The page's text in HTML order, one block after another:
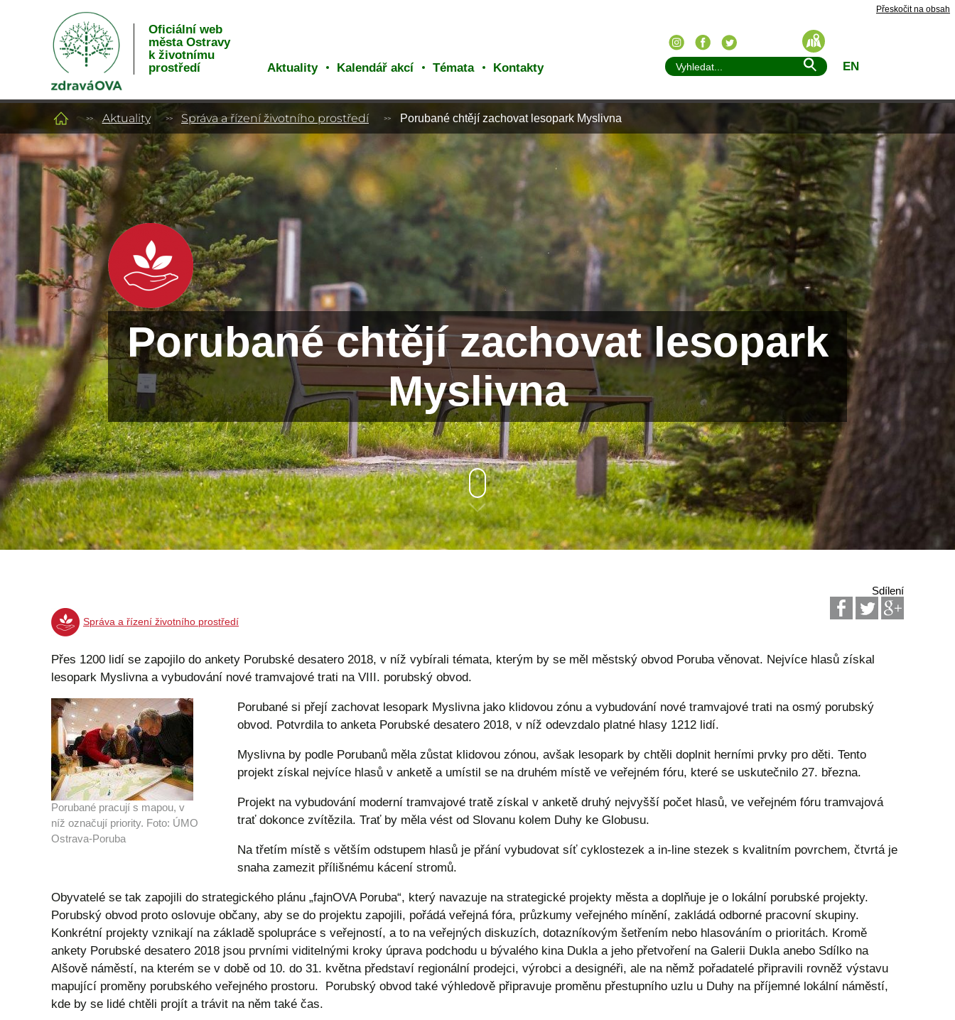
Přeskočit na obsah
Oficiální web
města Ostravy
k životnímu
prostředí
Aktuality Kalendář akcí Témata Kontakty EN
Aktuality Správa a řízení životního prostředí Porubané chtějí zachovat lesopark Myslivna
Porubané chtějí zachovat lesopark
Myslivna
Sdílení
Správa a řízení životního prostředí
Přes 1200 lidí se zapojilo do ankety Porubské desatero 2018, v níž vybírali témata, kterým by se měl městský obvod Poruba věnovat. Nejvíce hlasů získal
lesopark Myslivna a vybudování nové tramvajové trati na VIII. porubský obvod.
Porubané pracují s mapou, v
níž označují priority. Foto: ÚMO
Ostrava-Poruba
Porubané si přejí zachovat lesopark Myslivna jako klidovou zónu a vybudování nové tramvajové trati na osmý porubský
obvod. Potvrdila to anketa Porubské desatero 2018, v níž odevzdalo platné hlasy 1212 lidí.
Myslivna by podle Porubanů měla zůstat klidovou zónou, avšak lesopark by chtěli doplnit herními prvky pro děti. Tento
projekt získal nejvíce hlasů v anketě a umístil se na druhém místě ve veřejném fóru, které se uskutečnilo 27. března.
Projekt na vybudování moderní tramvajové tratě získal v anketě druhý nejvyšší počet hlasů, ve veřejném fóru tramvajová
trať dokonce zvítězila. Trať by měla vést od Slovanu kolem Duhy ke Globusu.
Na třetím místě s větším odstupem hlasů je přání vybudovat síť cyklostezek a in-line stezek s kvalitním povrchem, čtvrtá je
snaha zamezit přílišnému kácení stromů.
Obyvatelé se tak zapojili do strategického plánu „fajnOVA Poruba“, který navazuje na strategické projekty města a doplňuje je o lokální porubské projekty.
Porubský obvod proto oslovuje občany, aby se do projektu zapojili, pořádá veřejná fóra, průzkumy veřejného mínění, zakládá odborné pracovní skupiny.
Konkrétní projekty vznikají na základě spolupráce s veřejností, a to na veřejných diskuzích, dotazníkovým šetřením nebo hlasováním o prioritách. Kromě
ankety Porubské desatero 2018 jsou prvními viditelnými kroky úprava podchodu u bývalého kina Dukla a jeho přetvoření na Galerii Dukla anebo Sdílko na
Alšově náměstí, na kterém se v době od 10. do 31. května představí regionální prodejci, výrobci a designéři, ale na němž pořadatelé připravili rovněž výstavu
mapující proměny porubského veřejného prostoru. Porubský obvod také výhledově připravuje proměnu přestupního uzlu u Duhy na příjemné lokální náměstí,
kde by se lidé chtěli projít a trávit na něm také čas.